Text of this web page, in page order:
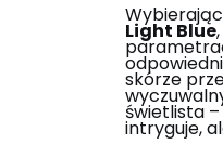
Light Blue
skórze
świetlista
intryguje,